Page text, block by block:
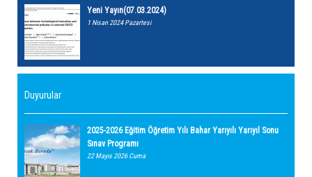
Yeni Yayın(07.03.2024)
1 Nisan 2024 Pazartesi
Duyurular
2025-2026 Eğitim Öğretim Yılı Bahar Yarıyılı Yarıyıl Sonu
Sınav Programı
22 Mayıs 2026 Cuma